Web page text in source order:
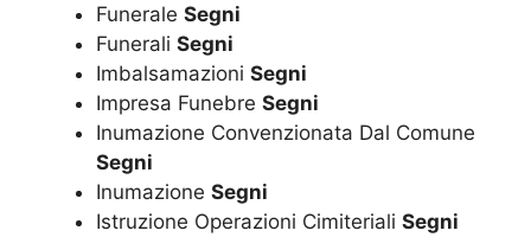
Funerale Segni
Funerali Segni
Imbalsamazioni Segni
Impresa Funebre Segni
Inumazione Convenzionata Dal Comune
Segni
Inumazione Segni
Istruzione Operazioni Cimiteriali Segni